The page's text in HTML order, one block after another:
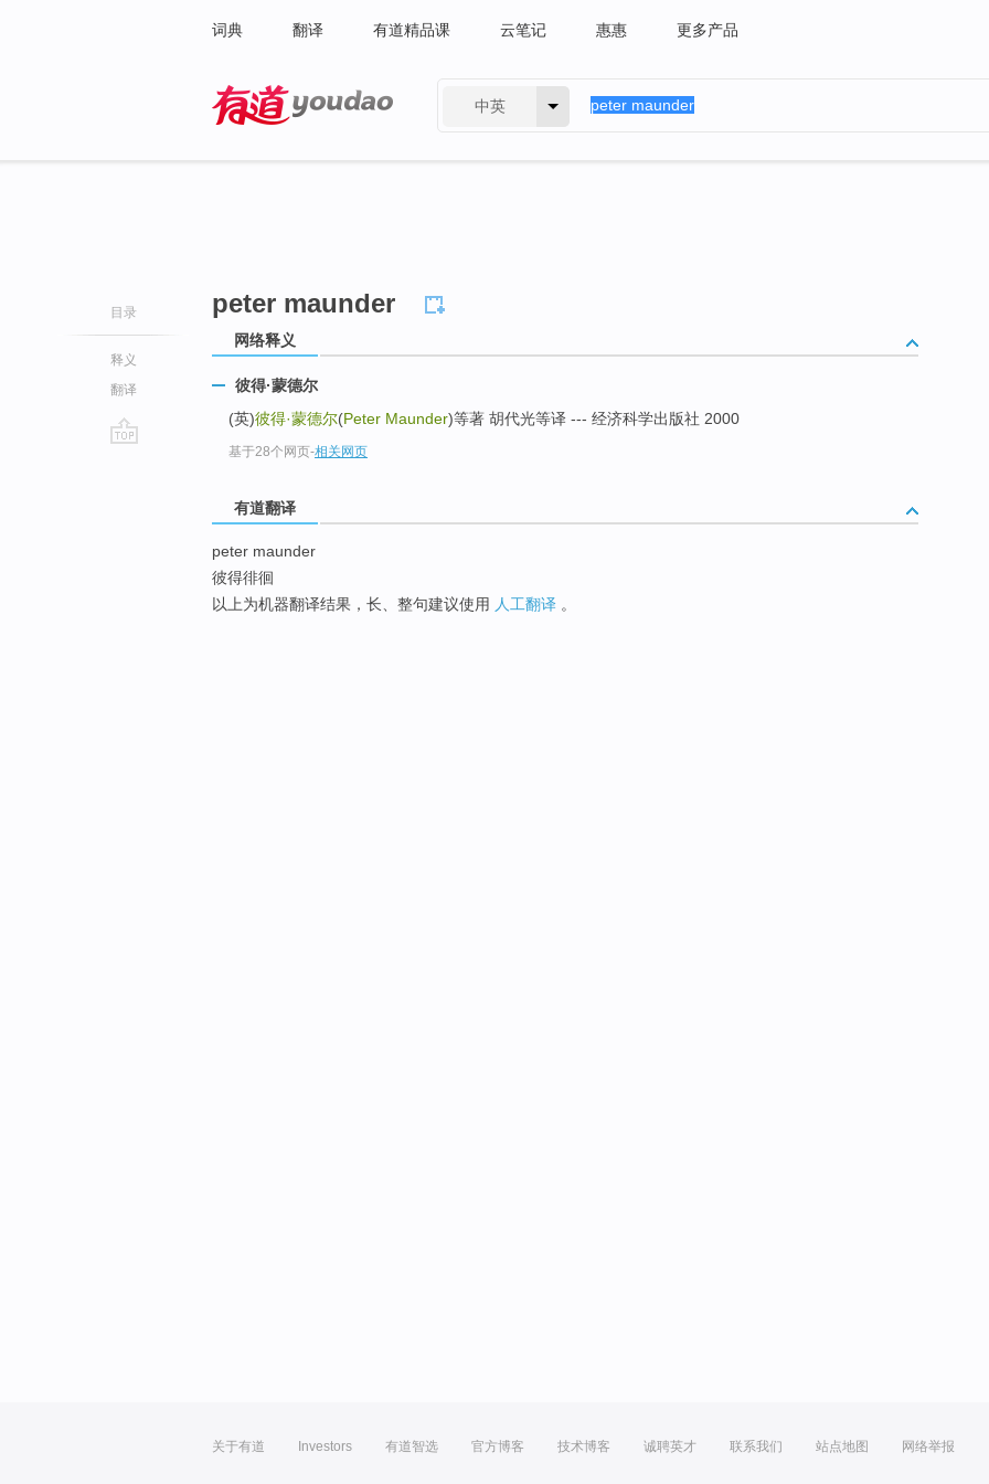
词典 翻译 有道精品课 云笔记 惠惠 更多产品
中英
目录
释义
翻译
peter maunder
网络释义
彼得·蒙德尔
(英)彼得·蒙德尔(Peter Maunder)等著 胡代光等译 --- 经济科学出版社 2000
基于28个网页-相关网页
有道翻译
peter maunder
彼得徘徊
以上为机器翻译结果，长、整句建议使用 人工翻译 。
关于有道 Investors 有道智选 官方博客 技术博客 诚聘英才 联系我们 站点地图 网络举报